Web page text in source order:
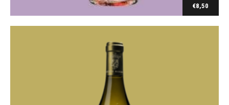
Ajouter au panier
€8,50
€24,80